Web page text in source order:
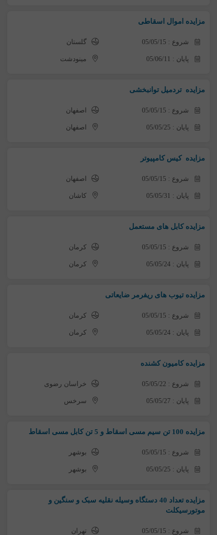
مزایده اموال اسقاطی
شروع : 05/05/15 گلستان
پایان : 05/06/11 مینودشت
مزایده تردمیل توانبخشی
شروع : 05/05/15 اصفهان
پایان : 05/05/25 اصفهان
مزایده کیس کامپیوتر
شروع : 05/05/15 اصفهان
پایان : 05/05/31 کاشان
مزایده کابل های مستعمل
شروع : 05/05/15 کرمان
پایان : 05/05/24 کرمان
مزایده تیوب های ریفرمر ضایعاتی
شروع : 05/05/15 کرمان
پایان : 05/05/24 کرمان
مزایده کامیون کشنده
شروع : 05/05/22 خراسان رضوی
پایان : 05/05/27 سرخس
مزایده 100 تن سیم مسی اسقاط و 5 تن کابل مسی اسقاط
شروع : 05/05/15 بوشهر
پایان : 05/05/25 بوشهر
مزایده تعداد 40 دستگاه وسیله نقلیه سبک و سنگین و
موتورسیکلت
شروع : 05/05/15 تهران